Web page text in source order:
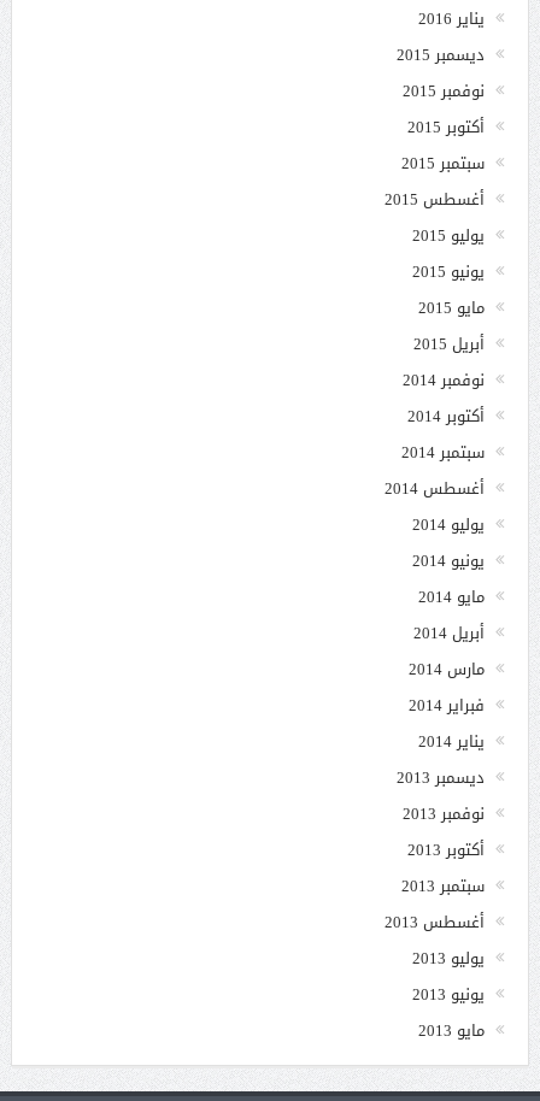
يناير 2016
ديسمبر 2015
نوفمبر 2015
أكتوبر 2015
سبتمبر 2015
أغسطس 2015
يوليو 2015
يونيو 2015
مايو 2015
أبريل 2015
نوفمبر 2014
أكتوبر 2014
سبتمبر 2014
أغسطس 2014
يوليو 2014
يونيو 2014
مايو 2014
أبريل 2014
مارس 2014
فبراير 2014
يناير 2014
ديسمبر 2013
نوفمبر 2013
أكتوبر 2013
سبتمبر 2013
أغسطس 2013
يوليو 2013
يونيو 2013
مايو 2013